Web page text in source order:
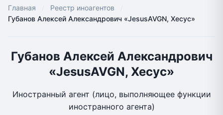
Главная
Реестр иноагентов
Губанов Алексей Александрович «JesusAVGN, Хесус»
Губанов Алексей Александрович
«JesusAVGN, Хесус»
Иностранный агент (лицо, выполняющее функции
иностранного агента)